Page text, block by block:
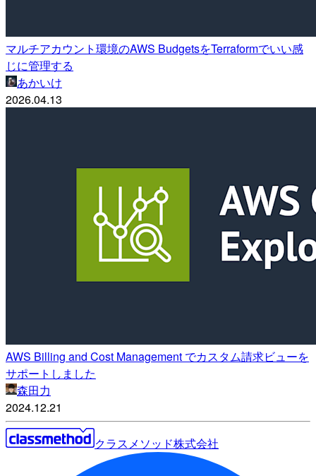
マルチアカウント環境のAWS BudgetsをTerraformでいい感
じに管理する
あかいけ
2026.04.13
AWS Billing and Cost Management でカスタム請求ビューを
サポートしました
森田力
2024.12.21
クラスメソッド株式会社